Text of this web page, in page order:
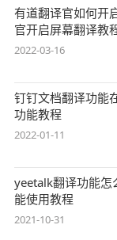
有道翻译官如何开
官开启屏幕翻译教
2022-03-16
钉钉文档翻译功能
功能教程
2022-01-11
yeetalk翻译功能怎
能使用教程
2021-10-31